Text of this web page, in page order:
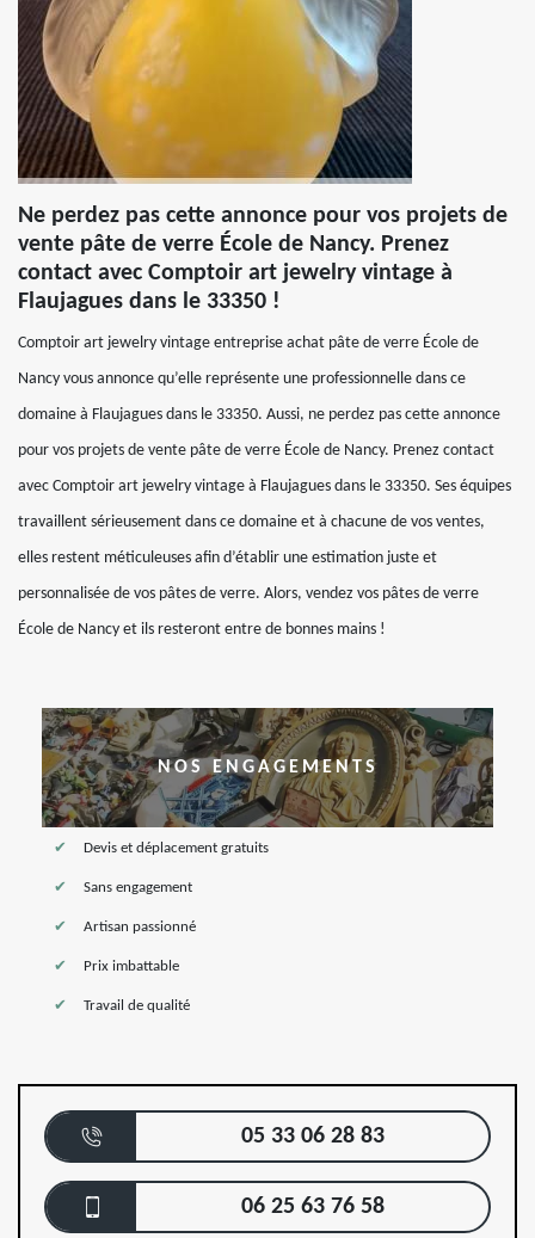
Ne perdez pas cette annonce pour vos projets de
vente pâte de verre École de Nancy. Prenez
contact avec Comptoir art jewelry vintage à
Flaujagues dans le 33350 !
Comptoir art jewelry vintage entreprise achat pâte de verre École de
Nancy vous annonce qu’elle représente une professionnelle dans ce
domaine à Flaujagues dans le 33350. Aussi, ne perdez pas cette annonce
pour vos projets de vente pâte de verre École de Nancy. Prenez contact
avec Comptoir art jewelry vintage à Flaujagues dans le 33350. Ses équipes
travaillent sérieusement dans ce domaine et à chacune de vos ventes,
elles restent méticuleuses afin d’établir une estimation juste et
personnalisée de vos pâtes de verre. Alors, vendez vos pâtes de verre
École de Nancy et ils resteront entre de bonnes mains !
NOS ENGAGEMENTS
Devis et déplacement gratuits
Sans engagement
Artisan passionné
Prix imbattable
Travail de qualité
05 33 06 28 83
06 25 63 76 58